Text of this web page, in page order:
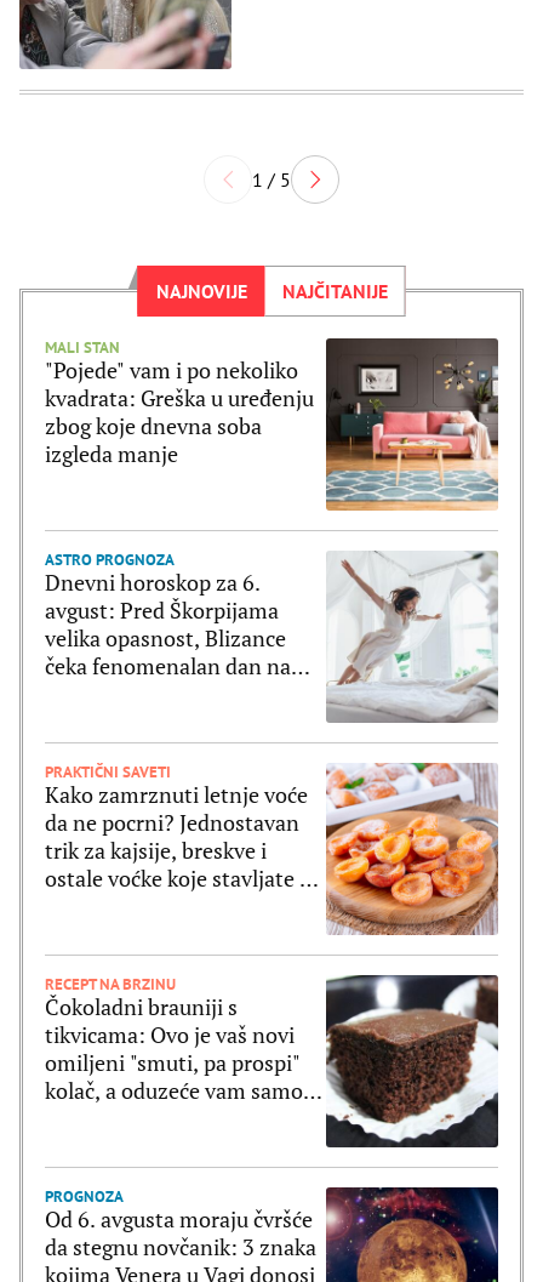
1 / 5
NAJNOVIJE NAJČITANIJE
MALI STAN
"Pojede" vam i po nekoliko
kvadrata: Greška u uređenju
zbog koje dnevna soba
izgleda manje
ASTRO PROGNOZA
Dnevni horoskop za 6.
avgust: Pred Škorpijama
velika opasnost, Blizance
čeka fenomenalan dan na
PRAKTIČNI SAVETI
Kako zamrznuti letnje voće
da ne pocrni? Jednostavan
trik za kajsije, breskve i
ostale voćke koje stavljate u
RECEPT NA BRZINU
Čokoladni brauniji s
tikvicama: Ovo je vaš novi
omiljeni "smuti, pa prospi"
kolač, a oduzeće vam samo 5
PROGNOZA
Od 6. avgusta moraju čvršće
da stegnu novčanik: 3 znaka
kojima Venera u Vagi donosi